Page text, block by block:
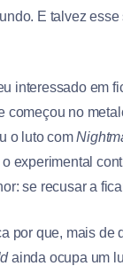
E talvez
interessado em
começou no
o luto com
experimental
se recusar a
por que, mais de
ainda ocupa um